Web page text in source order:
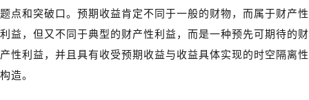
题点和突破口。预期收益肯定不同于一般的财物，而属于财产性
利益，但又不同于典型的财产性利益，而是一种预先可期待的财
产性利益，并且具有收受预期收益与收益具体实现的时空隔离性
构造。